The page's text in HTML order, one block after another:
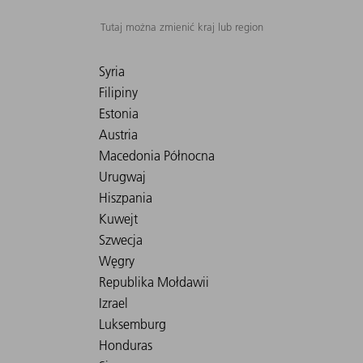
Tutaj można zmienić kraj lub region